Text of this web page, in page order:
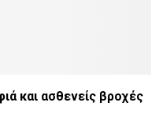
και ασθενείς βροχές